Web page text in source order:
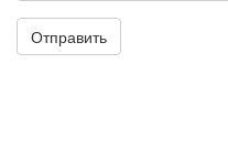
Отправить